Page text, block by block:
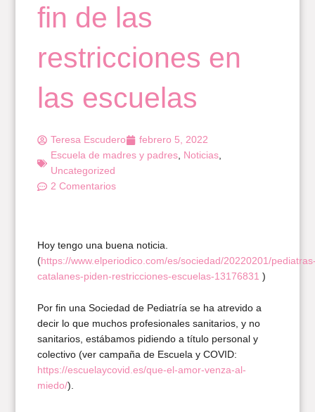
fin de las
restricciones en
las escuelas
Teresa Escudero
febrero 5, 2022
Escuela de madres y padres, Noticias,
Uncategorized
2 Comentarios
Hoy tengo una buena noticia.
(https://www.elperiodico.com/es/sociedad/20220201/
catalanes-piden-restricciones-escuelas-13176831 )
Por fin una Sociedad de Pediatría se ha atrevido a
decir lo que muchos profesionales sanitarios, y no
sanitarios, estábamos pidiendo a título personal y
colectivo (ver campaña de Escuela y COVID:
https://escuelaycovid.es/que-el-amor-venza-al-
miedo/).